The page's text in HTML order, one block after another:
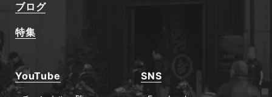
ブログ
特集
YouTube SNS